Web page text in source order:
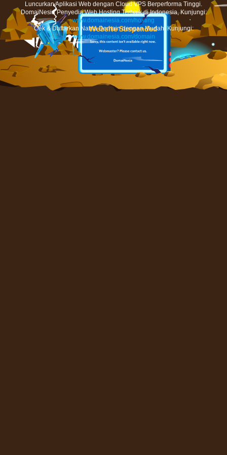
Luncurkan Aplikasi Web dengan Cloud VPS Berperforma Tinggi.
DomaiNesia Penyedia Web Hosting Terbaik di Indonesia, Kunjungi:
www.domainesia.com/hosting
Cek & Daftarkan Nama Domain dengan Mudah, Kunjungi:
www.domainesia.com/domain